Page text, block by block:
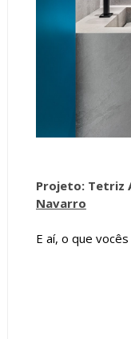
Projeto: Tetriz
Navarro
E aí, o que